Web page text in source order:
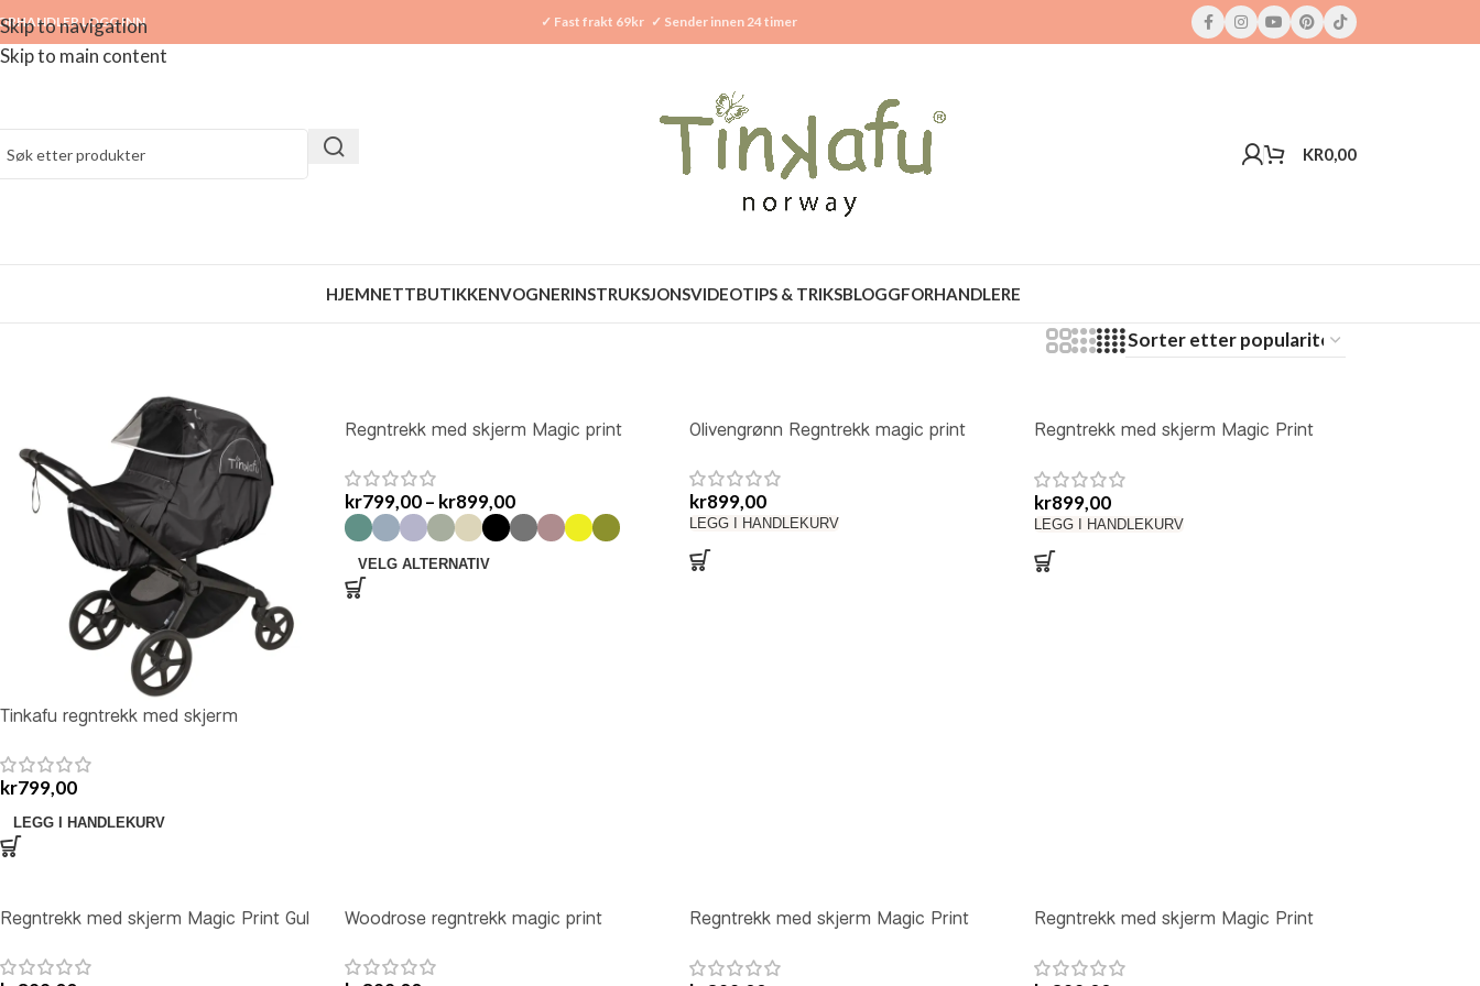
Skip to navigation
Skip to main content
LOGG INN ✓ Fast frakt 69kr ✓ Sender innen 24 timer
KR0,00
HJEMNETTBUTIKKENVOGNERINSTRUKSJONSVIDEOTIPS & TRIKSBLOGGFORHANDLERE
Tinkafu regntrekk med skjerm
kr799,00
LEGG I HANDLEKURV
Regntrekk med skjerm Magic print
kr799,00– kr899,00
VELG ALTERNATIV
Olivengrønn Regntrekk magic print
kr899,00
LEGG I HANDLEKURV
Regntrekk med skjerm Magic Print
kr899,00
LEGG I HANDLEKURV
Regntrekk med skjerm Magic Print Gul Woodrose regntrekk magic print
Regntrekk med skjerm Magic Print
Regntrekk med skjerm Magic Print